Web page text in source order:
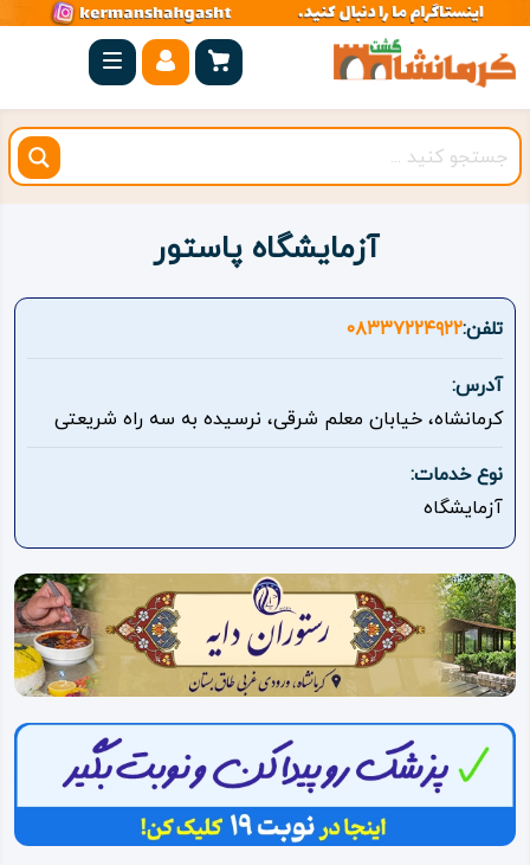
صفحه
اصلی
کرمانشاه
شهرستان
بیستون
روستاهای
هدف
اقامتگاه
ویژه
ویدئو
درباره
ما
آزمایشگاه پاستور
تلفن:۰۸۳۳۷۲۲۴۹۲۲
آدرس:
کرمانشاه، خیابان معلم شرقی، نرسیده به سه راه شریعتی
نوع خدمات:
آزمایشگاه